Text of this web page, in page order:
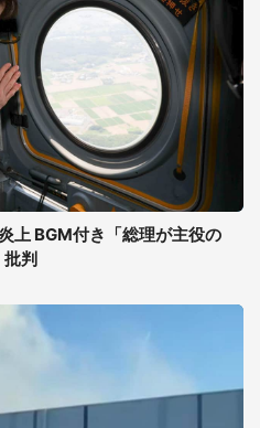
上 BGM付き「総理が主役の
批判